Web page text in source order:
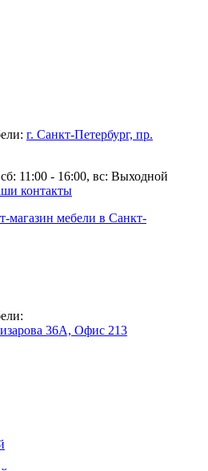
г. Санкт-Петербург, пр.
11:00 - 16:00, вс: Выходной
контакты
36А, Офис 213